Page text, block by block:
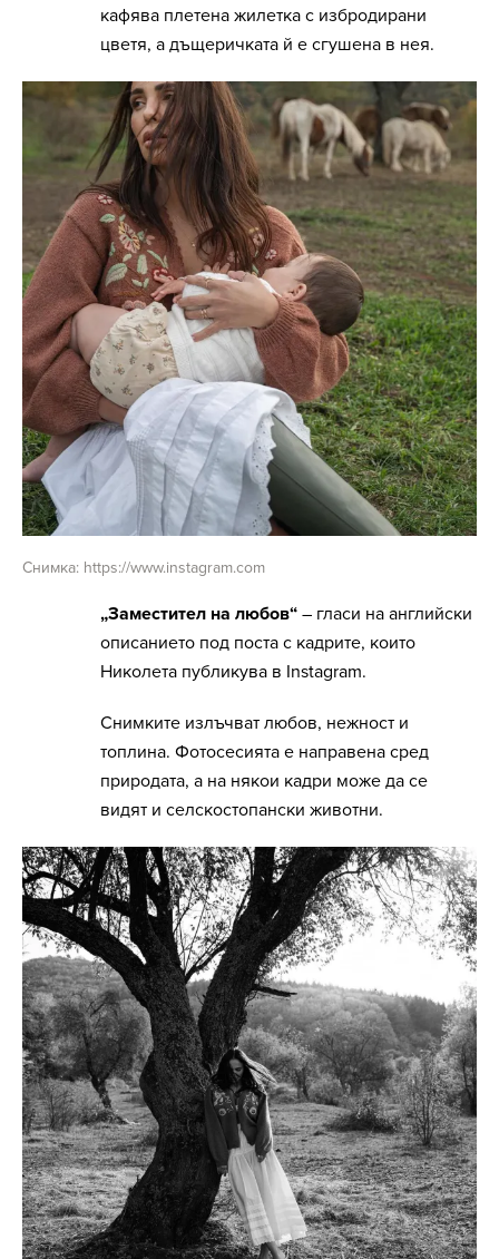
кафява плетена жилетка с избродирани
цветя, а дъщеричката й е сгушена в нея.
Снимка: https://www.instagram.com
„Заместител на любов“ – гласи на английски
описанието под поста с кадрите, които
Николета публикува в Instagram.
Снимките излъчват любов, нежност и
топлина. Фотосесията е направена сред
природата, а на някои кадри може да се
видят и селскостопански животни.